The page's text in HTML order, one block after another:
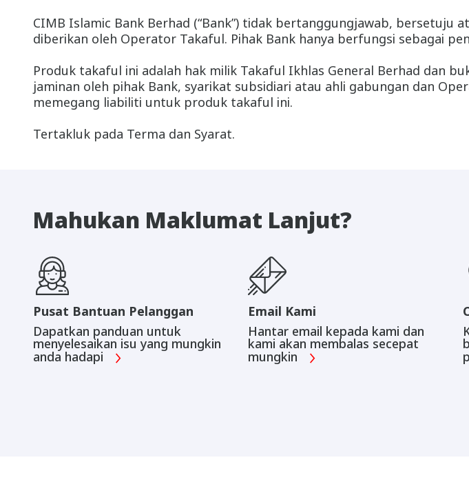
CIMB Islamic Bank Berhad (“Bank”) tidak bertanggungjawab,
diberikan oleh Operator Takaful. Pihak Bank hanya berfungsi sebagai
Produk takaful ini adalah hak milik Takaful Ikhlas General Berhad dan
jaminan oleh pihak Bank, syarikat subsidiari atau ahli gabungan dan
memegang liabiliti untuk produk takaful ini.
Tertakluk pada Terma dan Syarat.
Mahukan Maklumat Lanjut?
Pusat Bantuan Pelanggan
Dapatkan panduan untuk
menyelesaikan isu yang mungkin
anda hadapi
Email Kami
Hantar email kepada kami dan
kami akan membalas secepat
mungkin